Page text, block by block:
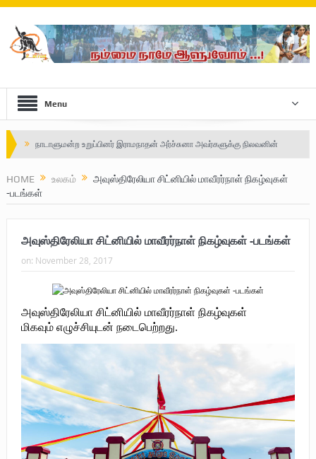
Menu
Safe Zone: Killing Fields – Nilavan
விடுதலைப் பெருமூச்சு : பிரிகேடியர் தீபன்
முள்ளிவாய்க்கால்: துரோகத்தின் சாட்சியம்
புலிகளின் குரல் பொறுப்பாளர் திரு. தமிழன்பன் (ஜவான்) அவர்களின் புகழ்
வணக்க நிகழ்வும் ‘விடுதலைச் சிற்பி’ நூல் மற்றும் ‘ஜவான் – திடம் குன்றா
தீக்குரல்’ இசைப்பேழை வெளியீடும்.
உரிமைப் போராட்டம் _
நாடாளுமன்ற உறுப்பினர் இராமநாதன் அர்ச்சுனா அவர்களுக்கு நிலவனின்
HOME உலகம்
அவுஸ்திரேலியா சிட்னியில் மாவீரர்நாள் நிகழ்வுகள்
-படங்கள்
அவுஸ்திரேலியா சிட்னியில் மாவீரர்நாள் நிகழ்வுகள் -படங்கள்
on: November 28, 2017
அவுஸ்திரேலியாசிட்னியில் மாவீரர்நாள் நிகழ்வுகள்
மிகவும்எழுச்சியுடன் நடைபெற்றது.